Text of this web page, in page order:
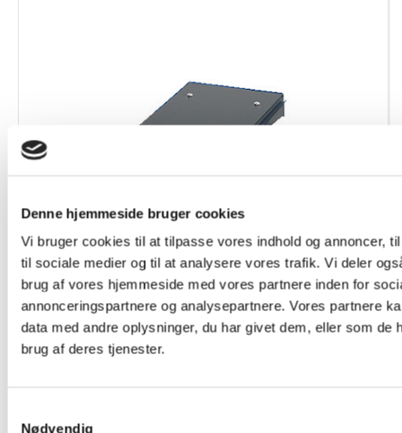
Denne hjemmeside bruger cookies
Vi bruger cookies til at tilpasse vores indhold og annoncer,
til sociale medier og til at analysere vores trafik. Vi deler
brug af vores hjemmeside med vores partnere inden for
annonceringspartnere og analysepartnere. Vores partnere
data med andre oplysninger, du har givet dem, eller som de
brug af deres tjenester.
Nødvendig
MiDB15
MI Regntag for 150mm kasse